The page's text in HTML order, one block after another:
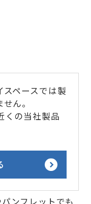
スペースでは製
ん。
くの当社製品
ンフレットでも